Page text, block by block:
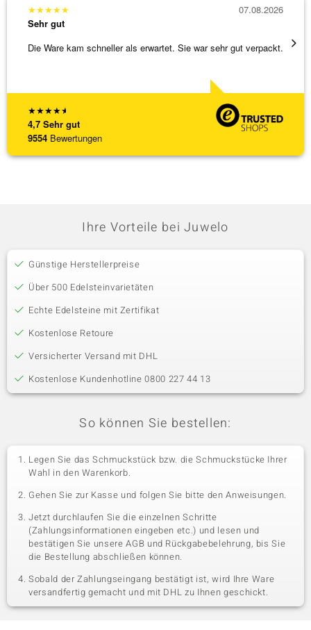
★★★★★
4,7 Sehr gut
9554 Bewertungen
★★★★★
Sehr gut
Die Ware kam schneller als erwartet. Sie war sehr gut verpackt.
07.08.2026
Alles
Ihre Vorteile bei Juwelo
Günstige Herstellerpreise
Über 500 Edelsteinvarietäten
Echte Edelsteine mit Zertifikat
Kostenlose Retoure
Versicherter Versand mit DHL
Kostenlose Kundenhotline 0800 227 44 13
So können Sie bestellen:
Legen Sie das Schmuckstück bzw. die Schmuckstücke Ihrer
Wahl in den Warenkorb.
Gehen Sie zur Kasse und folgen Sie bitte den Anweisungen.
Jetzt durchlaufen Sie die einzelnen Schritte
(Zahlungsinformationen eingeben etc.) und lesen und
bestätigen Sie unsere AGB und Rückgabebelehrung, bis Sie
die Bestellung abschließen können.
Sobald der Zahlungseingang bestätigt ist, wird Ihre Ware
versandfertig gemacht und mit DHL zu Ihnen geschickt.